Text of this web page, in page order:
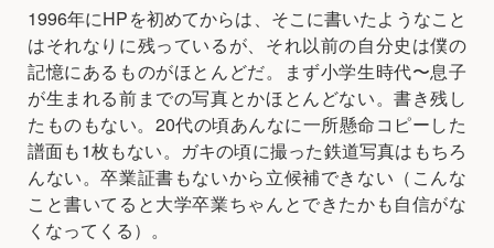
1996年にHPを初めてからは、そこに書いたようなこと
はそれなりに残っているが、それ以前の自分史は僕の
記憶にあるものがほとんどだ。まず小学生時代〜息子
が生まれる前までの写真とかほとんどない。書き残し
たものもない。20代の頃あんなに一所懸命コピーした
譜面も1枚もない。ガキの頃に撮った鉄道写真はもちろ
んない。卒業証書もないから立候補できない（こんな
こと書いてると大学卒業ちゃんとできたかも自信がな
くなってくる）。